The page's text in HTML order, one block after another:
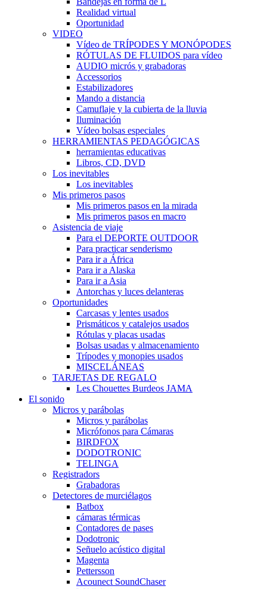
Realidad virtual
Oportunidad
VIDEO
Vídeo de TRÍPODES Y MONÓPODES
RÓTULAS DE FLUIDOS para vídeo
AUDIO micrós y grabadoras
Accessorios
Estabilizadores
Mando a distancia
Camuflaje y la cubierta de la lluvia
Iluminación
Vídeo bolsas especiales
HERRAMIENTAS PEDAGÓGICAS
herramientas educativas
Libros, CD, DVD
Los inevitables
Los inevitables
Mis primeros pasos
Mis primeros pasos en la mirada
Mis primeros pasos en macro
Asistencia de viaje
Para el DEPORTE OUTDOOR
Para practicar senderismo
Para ir a África
Para ir a Alaska
Para ir a Asia
Antorchas y luces delanteras
Oportunidades
Carcasas y lentes usados
Prismáticos y catalejos usados
Rótulas y placas usadas
Bolsas usadas y almacenamiento
Trípodes y monopies usados
MISCELÁNEAS
TARJETAS DE REGALO
Les Chouettes Burdeos JAMA
El sonido
Micros y parábolas
Micros y parábolas
Micrófonos para Cámaras
BIRDFOX
DODOTRONIC
TELINGA
Registradors
Grabadoras
Detectores de murciélagos
Batbox
cámaras térmicas
Contadores de pases
Dodotronic
Señuelo acústico digital
Magenta
Pettersson
Acounect SoundChaser